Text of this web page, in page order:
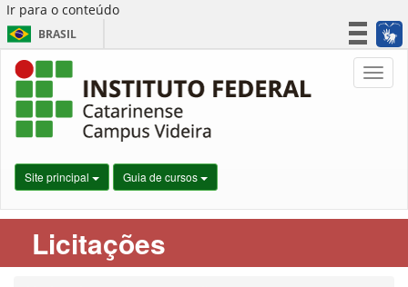
Ir para o conteúdo
BRASIL
Simplifique!
Site principal Guia de cursos
Licitações